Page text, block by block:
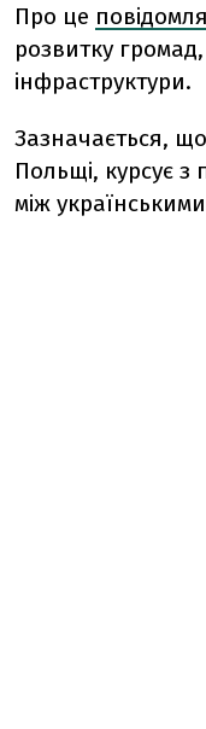
Про це
розвитку
інфраструктури.
Зазначається,
Польщі, курсує
між